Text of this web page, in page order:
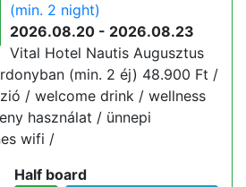
(min. 2 night)
2026.08.20 - 2026.08.23
Vital Hotel Nautis Augusztus
(min. 2 éj) 48.900 Ft /
/ welcome drink / wellness
használat / ünnepi
wifi /
Half board